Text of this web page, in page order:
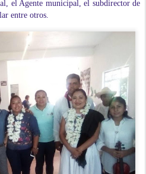
el Agente municipal, el subdirector de
entre otros.